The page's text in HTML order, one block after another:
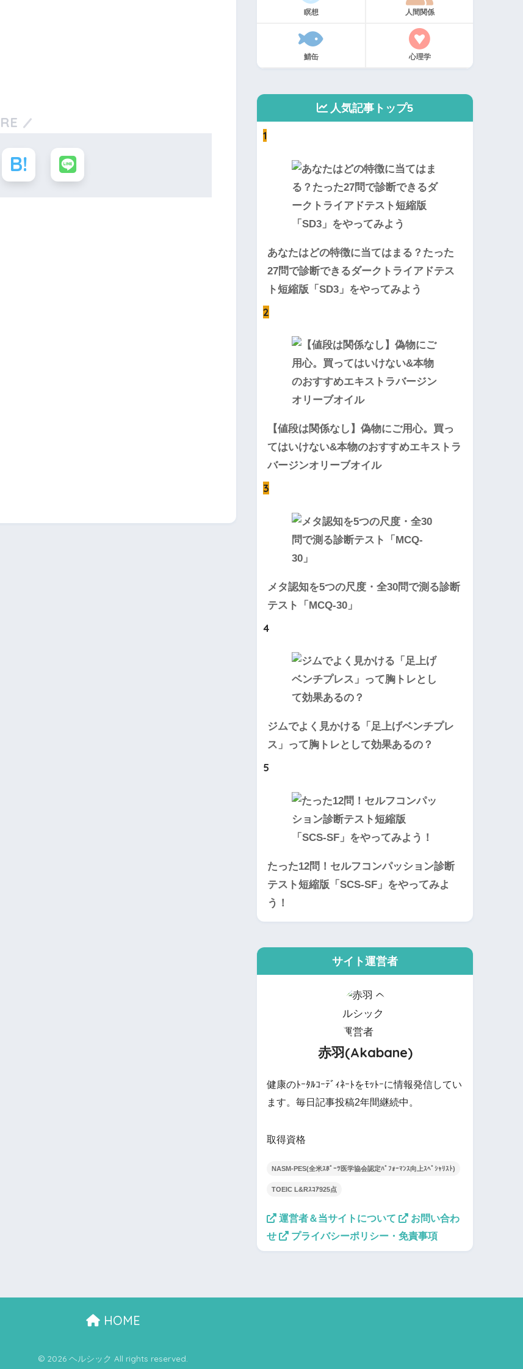
瞑想 人間関係
鯖缶 心理学
人気記事トップ5
1
あなたはどの特徴に当てはまる？たった
27問で診断できるダークトライアドテス
ト短縮版「SD3」をやってみよう
2
【値段は関係なし】偽物にご用心。買っ
てはいけない&本物のおすすめエキストラ
バージンオリーブオイル
3
メタ認知を5つの尺度・全30問で測る診断
テスト「MCQ-30」
4
ジムでよく見かける「足上げベンチプレ
ス」って胸トレとして効果あるの？
5
たった12問！セルフコンパッション診断
テスト短縮版「SCS-SF」をやってみよ
う！
サイト運営者
赤羽(Akabane)
健康のﾄｰﾀﾙｺｰﾃﾞｨﾈｰﾄをﾓｯﾄｰに情報発信してい
ます。毎日記事投稿2年間継続中。
取得資格
NASM-PES(全米ｽﾎﾟｰﾂ医学協会認定ﾊﾟﾌｫｰﾏﾝｽ向上ｽﾍﾟｼｬﾘｽﾄ)
TOEIC L&Rｽｺｱ925点
運営者＆当サイトについて
お問い合わ
せ
プライバシーポリシー・免責事項
HOME
© 2026 ヘルシック All rights reserved.